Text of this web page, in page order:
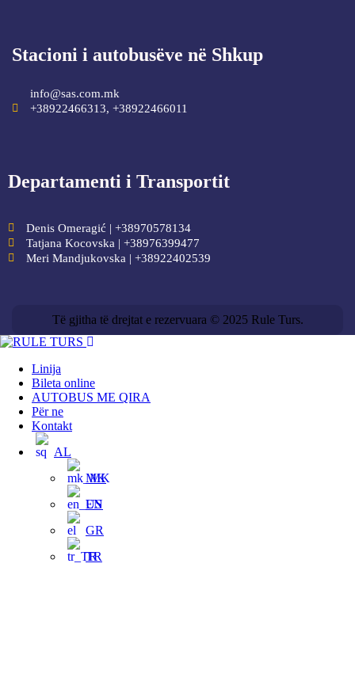
Stacioni i autobusëve në Shkup
info@sas.com.mk
+38922466313, +38922466011
Departamenti i Transportit
Denis Omeragić | +38970578134
Tatjana Kocovska | +38976399477
Meri Mandjukovska | +38922402539
Të gjitha të drejtat e rezervuara © 2025 Rule Turs.
Linija
Bileta online
AUTOBUS ME QIRA
Për ne
Kontakt
AL
MK
EN
GR
TR